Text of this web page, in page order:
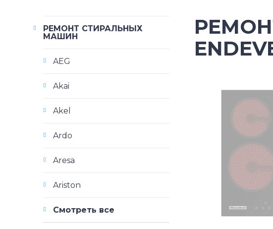
РЕМОНТ СТИРАЛЬНЫХ
МАШИН
AEG
Akai
Akel
Ardo
Aresa
Ariston
Смотреть все